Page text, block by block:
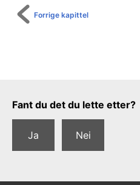
Forrige kapittel
Tilbakemeldingsskjema
Fant du det du lette etter?
Ja Nei